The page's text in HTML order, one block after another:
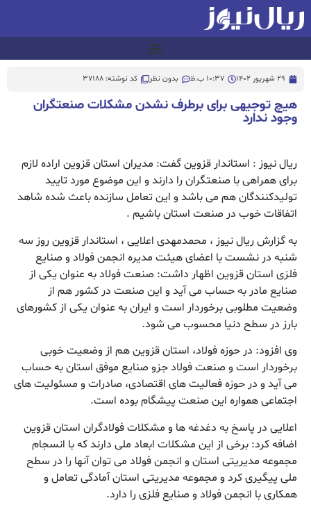
29 شهریور 1402 10:37 ب.ظ بدون نظر کد نوشته: 37188
هیچ توجیهی برای برطرف نشدن مشکلات صنعتگران
وجود ندارد
ریال نیوز : استاندار قزوین گفت: مدیران استان قزوین اراده لازم
برای همراهی با صنعتگران را دارند و این موضوع مورد تایید
تولیدکنندگان هم می باشد و این تعامل سازنده باعث شده شاهد
اتفاقات خوب در صنعت استان باشیم .
به گزارش ریال نیوز ، محمدمهدی اعلایی ، استاندار قزوین روز سه
شنبه در نشست با اعضای هیئت مدیره انجمن فولاد و صنایع
فلزی استان قزوین اظهار داشت: صنعت فولاد به عنوان یکی از
صنایع مادر به حساب می آید و این صنعت در کشور هم از
وضعیت مطلوبی برخوردار است و ایران به عنوان یکی از کشورهای
بارز در سطح دنیا محسوب می شود.
وی افزود: در حوزه فولاد، استان قزوین هم از وضعیت خوبی
برخوردار است و صنعت فولاد جزو صنایع موفق استان به حساب
می آید و در حوزه فعالیت های اقتصادی، صادرات و مسئولیت های
اجتماعی همواره این صنعت پیشگام بوده است.
اعلایی در پاسخ به دغدغه ها و مشکلات فولادگران استان قزوین
اضافه کرد: برخی از این مشکلات ابعاد ملی دارند که با انسجام
مجموعه مدیریتی استان و انجمن فولاد می توان آنها را در سطح
ملی پیگیری کرد و مجموعه مدیریتی استان آمادگی تعامل و
همکاری با انجمن فولاد و صنایع فلزی را دارد.